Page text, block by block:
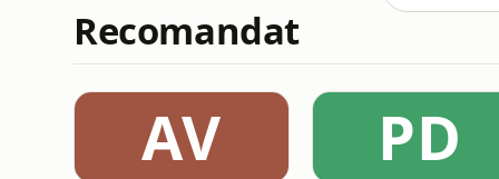
Recomandat
AV PD